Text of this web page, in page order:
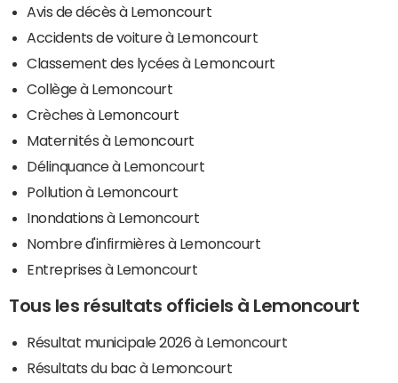
Avis de décès à Lemoncourt
Accidents de voiture à Lemoncourt
Classement des lycées à Lemoncourt
Collège à Lemoncourt
Crèches à Lemoncourt
Maternités à Lemoncourt
Délinquance à Lemoncourt
Pollution à Lemoncourt
Inondations à Lemoncourt
Nombre d'infirmières à Lemoncourt
Entreprises à Lemoncourt
Tous les résultats officiels à Lemoncourt
Résultat municipale 2026 à Lemoncourt
Résultats du bac à Lemoncourt